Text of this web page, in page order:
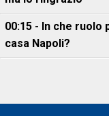
00:15 - In che
casa Napoli?